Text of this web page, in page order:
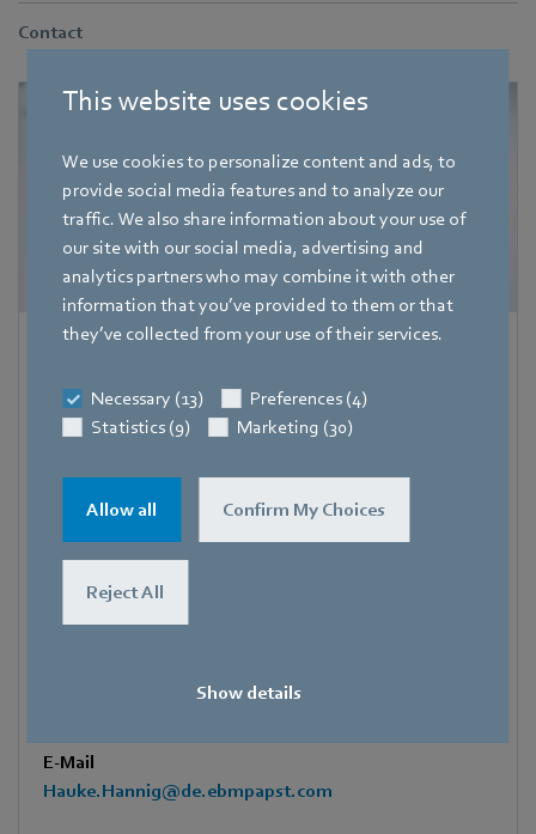
This website uses cookies
We use cookies to personalize content and ads, to
provide social media features and to analyze our
traffic. We also share information about your use of
our site with our social media, advertising and
analytics partners who may combine it with other
information that you’ve provided to them or that
they’ve collected from your use of their services.
Necessary (13)
Preferences (4)
Statistics (9)
Marketing (30)
Allow all Confirm My Choices
Reject All
Show details
Contact
Hauke Hannig
Bereichsleiter Unternehmenskommunikation & Politik
Pressesprecher ebm-papst Gruppe
Telefon
E-Mail
Hauke.Hannig@de.ebmpapst.com